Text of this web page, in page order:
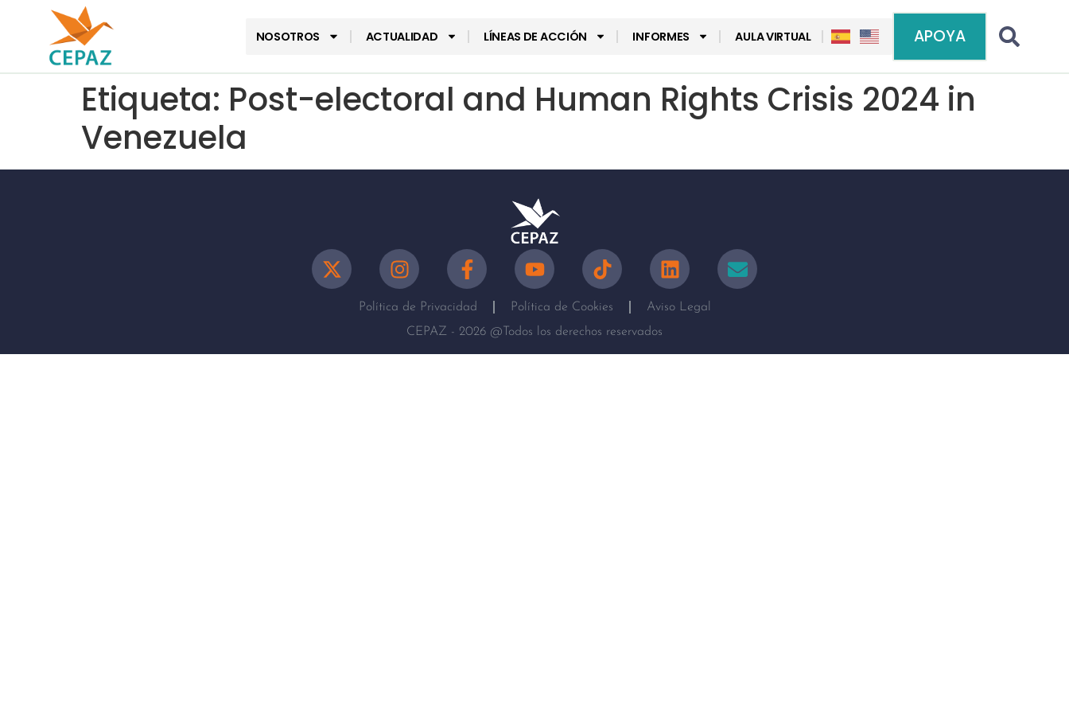
NOSOTROS ACTUALIDAD LÍNEAS DE ACCIÓN INFORMES AULA VIRTUAL APOYA
Etiqueta: Post-electoral and Human Rights Crisis 2024 in
Venezuela
Política de Privacidad Política de Cookies
Aviso Legal
CEPAZ - 2026 @Todos los derechos reservados